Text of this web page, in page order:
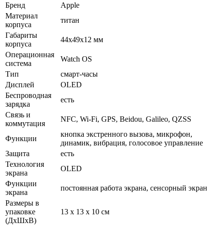
Бренд
Apple
Материал
корпуса
титан
Габариты
корпуса
44x49x12 мм
Операционная
система
Watch OS
Тип
смарт-часы
Дисплей
OLED
Беспроводная
зарядка
есть
Связь и
коммутация
NFC, Wi-Fi, GPS, Beidou, Galileo, QZSS
Функции
кнопка экстренного вызова, микрофон,
динамик, вибрация, голосовое управление
Защита
есть
Технология
экрана
OLED
Функции
экрана
постоянная работа экрана, сенсорный экран
Размеры в
упаковке
(ДхШхВ)
13 x 13 x 10 см